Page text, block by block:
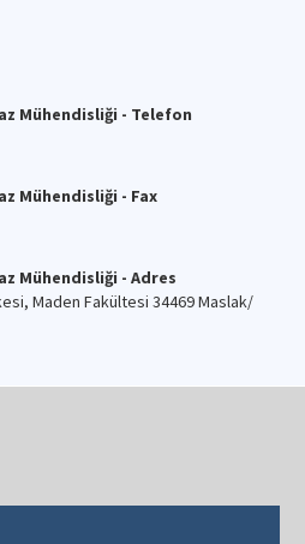
Mühendisliği - Telefon
Mühendisliği - Fax
Mühendisliği - Adres
Maden Fakültesi 34469 Maslak/